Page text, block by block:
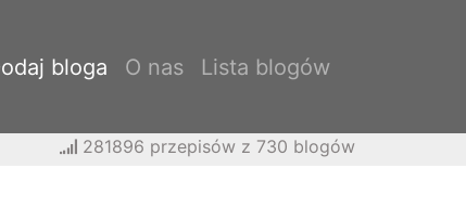
bloga O nas Lista blogów
281896 przepisów z 730 blogów